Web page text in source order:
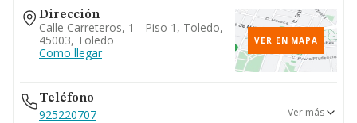
Dirección
Calle Carreteros, 1 - Piso 1, Toledo,
45003, Toledo
Como llegar
VER EN MAPA
Teléfono
925220707 Ver más